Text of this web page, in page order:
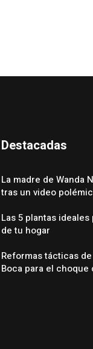
Destacadas
La madre de Wanda
tras un video
Las 5 plantas
de tu hogar
Reformas tácticas
Boca para el choque